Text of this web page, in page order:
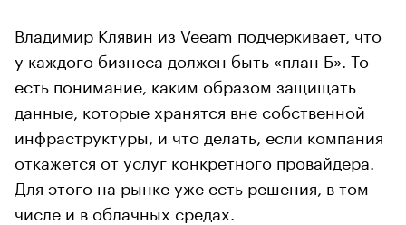
Владимир Клявин из Veeam подчеркивает, что
у каждого бизнеса должен быть «план Б». То
есть понимание, каким образом защищать
данные, которые хранятся вне собственной
инфраструктуры, и что делать, если компания
откажется от услуг конкретного провайдера.
Для этого на рынке уже есть решения, в том
числе и в облачных средах.